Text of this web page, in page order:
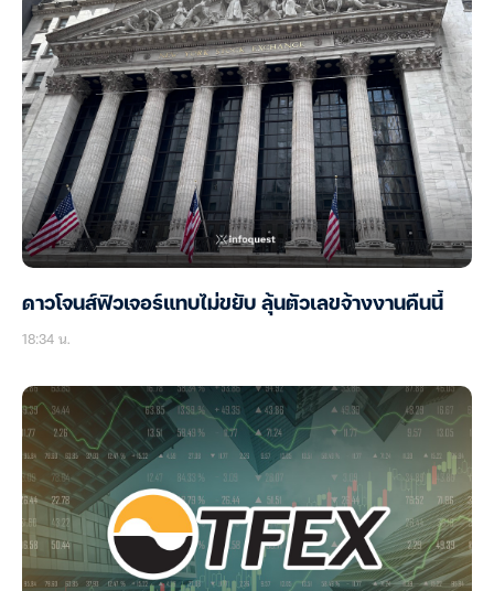
ดาวโจนส์ฟิวเจอร์แทบไม่ขยับ ลุ้นตัวเลขจ้างงานคืนนี้
18:34 น.